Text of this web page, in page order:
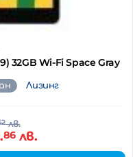
32GB Wi-Fi Space Gray
Лизинг
лв.
86лв.